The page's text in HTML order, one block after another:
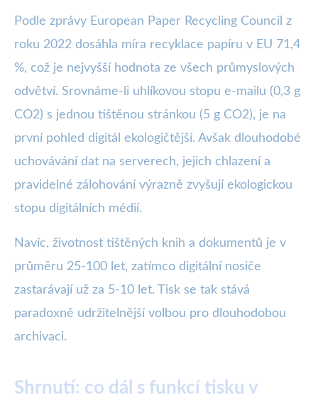
Podle zprávy European Paper Recycling Council z
roku 2022 dosáhla míra recyklace papíru v EU 71,4
%, což je nejvyšší hodnota ze všech průmyslových
odvětví. Srovnáme-li uhlíkovou stopu e-mailu (0,3 g
CO2) s jednou tištěnou stránkou (5 g CO2), je na
první pohled digitál ekologičtější. Avšak dlouhodobé
uchovávání dat na serverech, jejich chlazení a
pravidelné zálohování výrazně zvyšují ekologickou
stopu digitálních médií.
Navíc, životnost tištěných knih a dokumentů je v
průměru 25-100 let, zatímco digitální nosiče
zastarávají už za 5-10 let. Tisk se tak stává
paradoxně udržitelnější volbou pro dlouhodobou
archivaci.
Shrnutí: co dál s funkcí tisku v